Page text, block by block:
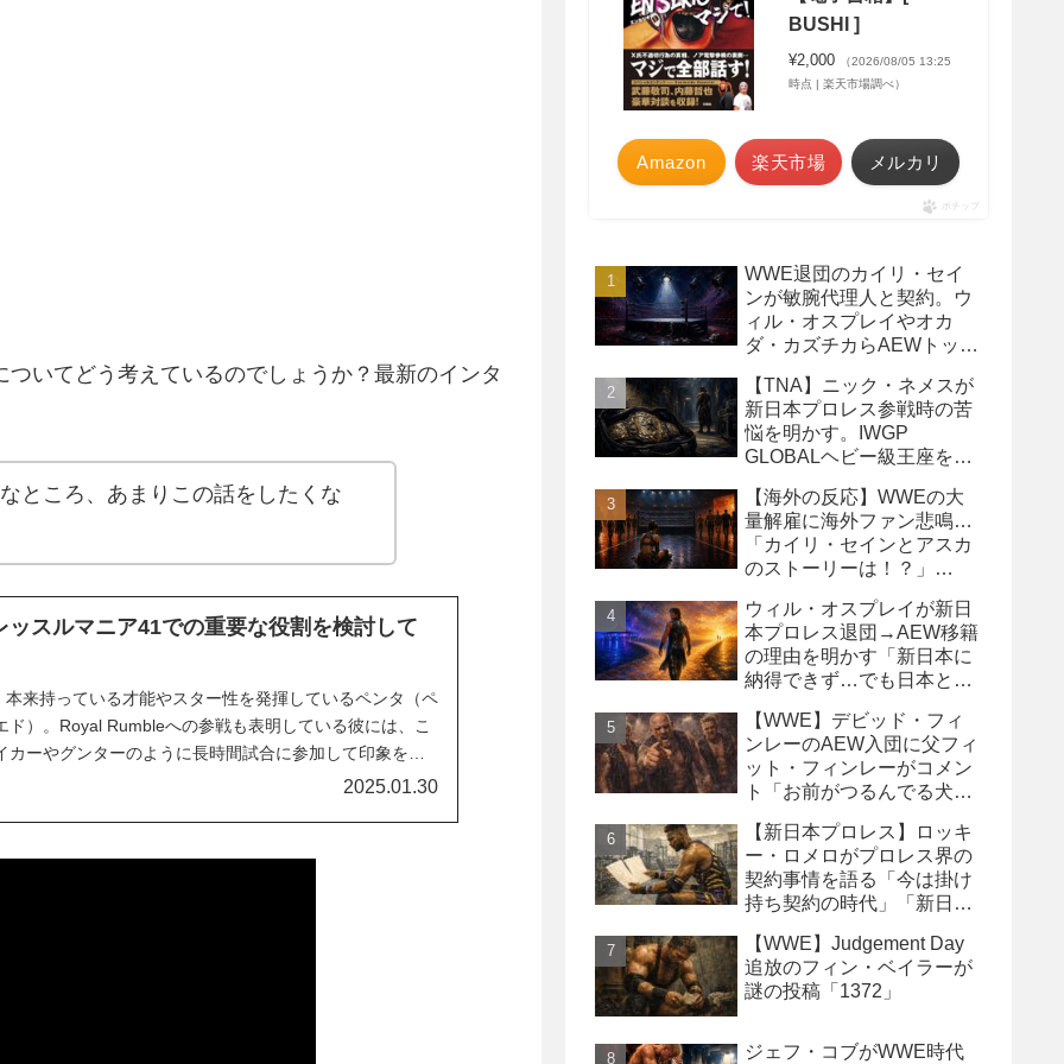
いてどう考えているのでしょうか？最新のインタ
ところ、あまりこの話をしたくな
ッスルマニア41での重要な役割を検討して
来持っている才能やスター性を発揮しているペンタ（ペ
ド）。Royal Rumbleへの参戦も表明している彼には、こ
カーやグンターのように長時間試合に参加して印象を残
いるという話もあります。WWE移籍から間もなく大きな
2025.01.30
BUSHI ]
¥2,000
（2026/08/05 13:25
時点 | 楽天市場調べ）
Amazon 楽天市場 メルカリ
ポチップ
WWE退団のカイリ・セイ
ンが敏腕代理人と契約。ウ
ィル・オスプレイやオカ
ダ・カズチカらAEWトップ
【TNA】ニック・ネメスが
新日本プロレス参戦時の苦
悩を明かす。IWGP
GLOBALヘビー級王座を
挫
【海外の反応】WWEの大
量解雇に海外ファン悲鳴…
「カイリ・セインとアスカ
のストーリーは！？」
の犠牲になった」
ウィル・オスプレイが新日
本プロレス退団→AEW移籍
の理由を明かす「新日本に
納得できず…でも日本との
【WWE】デビッド・フィ
ンレーのAEW入団に父フィ
ット・フィンレーがコメン
ト「お前がつるんでる犬連
【新日本プロレス】ロッキ
ー・ロメロがプロレス界の
契約事情を語る「今は掛け
持ち契約の時代」「新日本
るべき」
【WWE】Judgement Day
追放のフィン・ベイラーが
謎の投稿「1372」
ジェフ・コブがWWE時代